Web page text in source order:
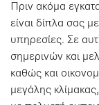
Πριν ακόμα
είναι δίπλα σας
υπηρεσίες. Σε
σημερινών και
καθώς και
μεγάλης